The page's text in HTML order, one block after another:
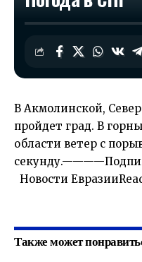
В Акмолинской,
пройдет град. В
области ветер с
Новости Евразии
Также может